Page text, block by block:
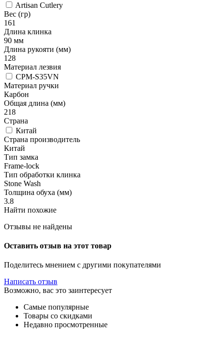
Artisan Cutlery
Вес (гр)
161
Длина клинка
90 мм
Длина рукояти (мм)
128
Материал лезвия
CPM-S35VN
Материал ручки
Карбон
Общая длина (мм)
218
Страна
Китай
Страна производитель
Китай
Тип замка
Frame-lock
Тип обработки клинка
Stone Wash
Толщина обуха (мм)
3.8
Найти похожие
Отзывы не найдены
Оставить отзыв на этот товар
Поделитесь мнением с другими покупателями
Написать отзыв
Возможно, вас это заинтересует
Самые популярные
Товары со скидками
Недавно просмотренные